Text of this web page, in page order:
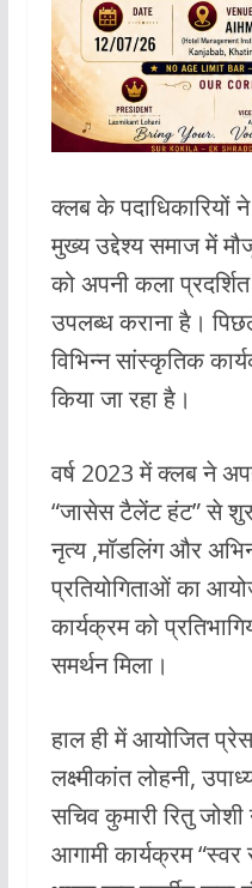
क्लब के पदाधिकारियों
मुख्य उद्देश्य समाज में
को अपनी कला
उपलब्ध कराना है। पिछले
विभिन्न सांस्कृतिक
किया जा रहा है।
वर्ष 2023 में क्लब ने
“जासेस टैलेंट हंट” से
नृत्य ,मॉडलिंग और
प्रतियोगिताओं का
कार्यक्रम को
समर्थन मिला।
हाल ही में आयोजित प्रेस
लक्ष्मीकांत लोहनी,
सचिव कुमारी रितु
आगामी कार्यक्रम “स्वर